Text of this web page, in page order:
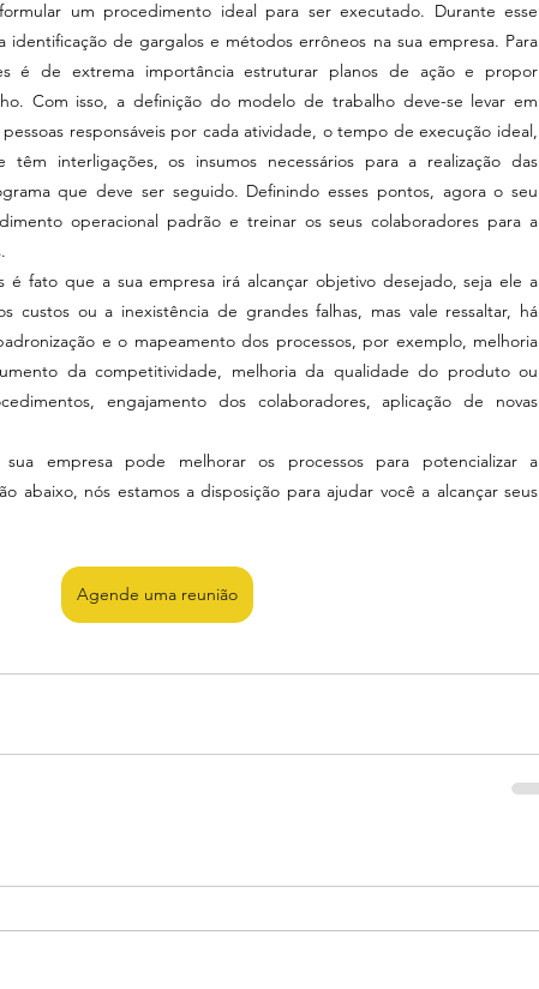
um procedimento ideal para ser executado. Durante esse
identificação de gargalos e métodos errôneos na sua empresa. Para
é de extrema importância estruturar planos de ação e propor
Com isso, a definição do modelo de trabalho deve-se levar em
responsáveis por cada atividade, o tempo de execução ideal,
têm interligações, os insumos necessários para a realização das
que deve ser seguido. Definindo esses pontos, agora o seu
operacional padrão e treinar os seus colaboradores para a
custos ou a inexistência de grandes falhas, mas vale ressaltar, há
e o mapeamento dos processos, por exemplo, melhoria
da competitividade, melhoria da qualidade do produto ou
engajamento dos colaboradores, aplicação de novas
abaixo, nós estamos a disposição para ajudar você a alcançar seus
Agende uma reunião